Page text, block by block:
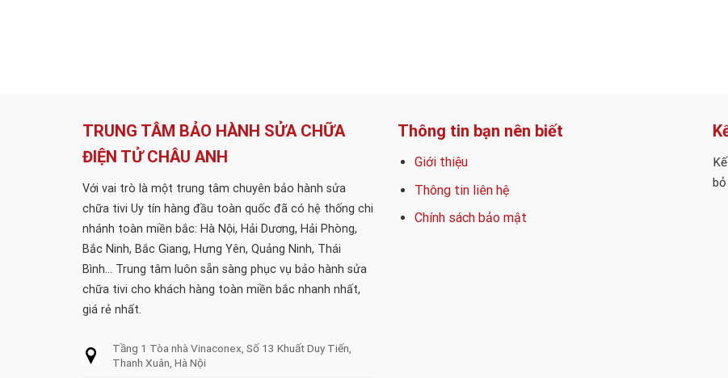
TRUNG TÂM BẢO HÀNH SỬA CHỮA
ĐIỆN TỬ CHÂU ANH
Với vai trò là một trung tâm chuyên bảo hành sửa
chữa tivi Uy tín hàng đầu toàn quốc đã có hệ thống chi
nhánh toàn miền bắc: Hà Nội, Hải Dương, Hải Phòng,
Bắc Ninh, Bắc Giang, Hưng Yên, Quảng Ninh, Thái
Bình... Trung tâm luôn sẵn sàng phục vụ bảo hành sửa
chữa tivi cho khách hàng toàn miền bắc nhanh nhất,
giá rẻ nhất.
Tầng 1 Tòa nhà Vinaconex, Số 13 Khuất Duy Tiến,
Thanh Xuân, Hà Nội
Thông tin bạn nên biết
Giới thiệu
Thông tin liên hệ
Chính sách bảo mật